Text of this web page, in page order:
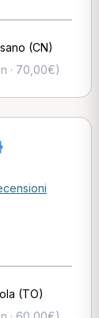
(CN)
· 70,00€)
(TO)